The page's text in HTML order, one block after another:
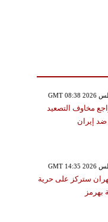
مخاوف التصعيد
ضد إيران
ستركز على حرية
بهرمز